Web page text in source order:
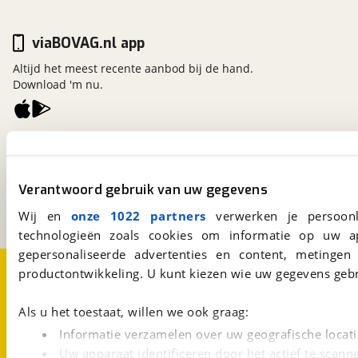
Verantwoord gebruik van uw gegevens
Wij en onze 1022 partners verwerken je
technologieën zoals cookies om informatie op
gepersonaliseerde advertenties en content,
productontwikkeling. U kunt kiezen wie uw gegevens
Als u het toestaat, willen we ook graag:
Informatie verzamelen over uw geografische
Uw apparaat identificeren door het actief te
3981 AJ
Bunnik
Een initiatief van
BOVAG
viaBOVAG.nl app
Altijd het meest recente aanbod bij de hand.
Download 'm nu.
Over viaBOVAG.nl Disclaimer- en Privacyverklaring
CookievoorkeurenVacatures